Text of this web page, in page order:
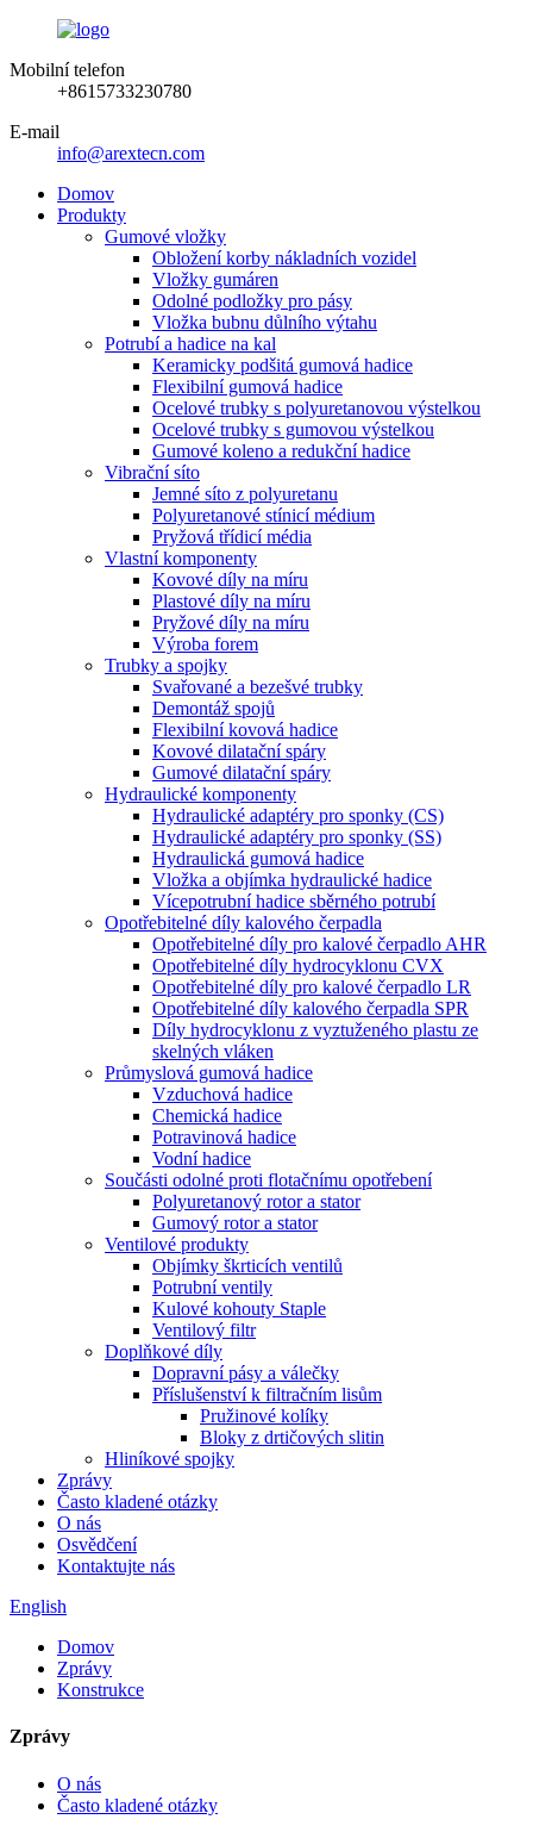
Mobilní telefon
+8615733230780
E-mail
info@arextecn.com
Domov
Produkty
Gumové vložky
Obložení korby nákladních vozidel
Vložky gumáren
Odolné podložky pro pásy
Vložka bubnu důlního výtahu
Potrubí a hadice na kal
Keramicky podšitá gumová hadice
Flexibilní gumová hadice
Ocelové trubky s polyuretanovou výstelkou
Ocelové trubky s gumovou výstelkou
Gumové koleno a redukční hadice
Vibrační síto
Jemné síto z polyuretanu
Polyuretanové stínicí médium
Pryžová třídicí média
Vlastní komponenty
Kovové díly na míru
Plastové díly na míru
Pryžové díly na míru
Výroba forem
Trubky a spojky
Svařované a bezešvé trubky
Demontáž spojů
Flexibilní kovová hadice
Kovové dilatační spáry
Gumové dilatační spáry
Hydraulické komponenty
Hydraulické adaptéry pro sponky (CS)
Hydraulické adaptéry pro sponky (SS)
Hydraulická gumová hadice
Vložka a objímka hydraulické hadice
Vícepotrubní hadice sběrného potrubí
Opotřebitelné díly kalového čerpadla
Opotřebitelné díly pro kalové čerpadlo AHR
Opotřebitelné díly hydrocyklonu CVX
Opotřebitelné díly pro kalové čerpadlo LR
Opotřebitelné díly kalového čerpadla SPR
Díly hydrocyklonu z vyztuženého plastu ze
skelných vláken
Průmyslová gumová hadice
Vzduchová hadice
Chemická hadice
Potravinová hadice
Vodní hadice
Součásti odolné proti flotačnímu opotřebení
Polyuretanový rotor a stator
Gumový rotor a stator
Ventilové produkty
Objímky škrticích ventilů
Potrubní ventily
Kulové kohouty Staple
Ventilový filtr
Doplňkové díly
Dopravní pásy a válečky
Příslušenství k filtračním lisům
Pružinové kolíky
Bloky z drtičových slitin
Hliníkové spojky
Zprávy
Často kladené otázky
O nás
Osvědčení
Kontaktujte nás
English
Domov
Zprávy
Konstrukce
Zprávy
O nás
Často kladené otázky